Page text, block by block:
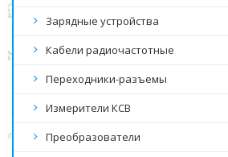
Зарядные устройства
Кабели радиочастотные
Переходники-разъемы
Измерители КСВ
Преобразователи